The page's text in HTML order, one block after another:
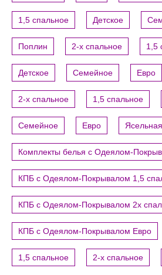
1,5 спальное Детское
Поплин 2-х спальное 1,5
Детское Семейное Евро
2-х спальное 1,5 спальное
Семейное Евро
Комплекты белья с Одеялом-
КПБ с Одеялом-Покрывалом 1,5
КПБ с Одеялом-Покрывалом 2х
КПБ с Одеялом-Покрывалом Евро
1,5 спальное 2-х спальное